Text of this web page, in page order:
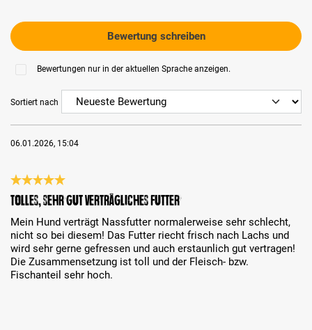
Bewertung schreiben
Bewertungen nur in der aktuellen Sprache anzeigen.
Sortiert nach
06.01.2026, 15:04
Bewertung mit 5 von 5 Sternen
Tolles, sehr gut verträgliches Futter
Mein Hund verträgt Nassfutter normalerweise sehr schlecht,
nicht so bei diesem! Das Futter riecht frisch nach Lachs und
wird sehr gerne gefressen und auch erstaunlich gut vertragen!
Die Zusammensetzung ist toll und der Fleisch- bzw.
Fischanteil sehr hoch.